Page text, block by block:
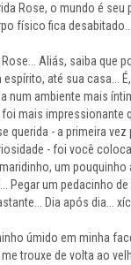
Rose, o mundo é seu
físico fica desabitado...
Rose... Aliás, saiba que
espírito, até sua casa...
num ambiente mais
mais impressionante
querida - a primeira
- foi você
um pouquinho
Pegar um pedacinho
Dia após dia...
úmido em minha
trouxe de volta ao